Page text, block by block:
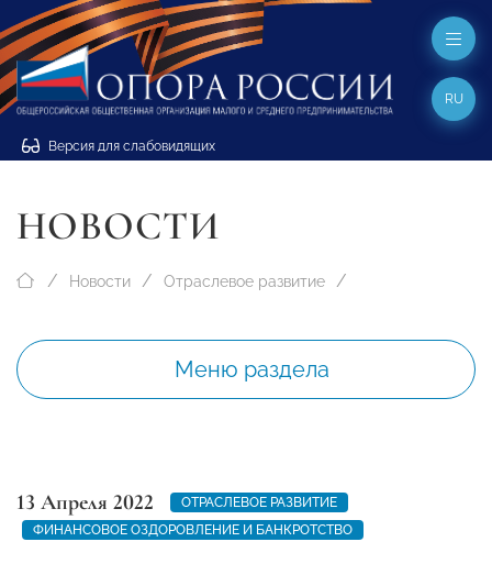
Версия для слабовидящих
RU
НОВОСТИ
Новости Отраслевое развитие
Меню раздела
13 Апреля 2022
ОТРАСЛЕВОЕ РАЗВИТИЕ
ФИНАНСОВОЕ ОЗДОРОВЛЕНИЕ И БАНКРОТСТВО